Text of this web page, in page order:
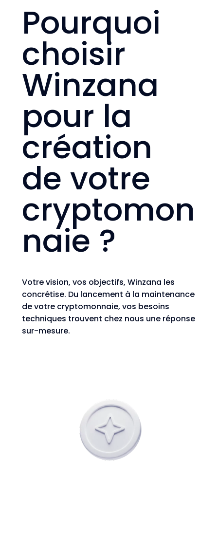
Pourquoi
choisir
Winzana
pour la
création
de votre
cryptomon
naie ?
Votre vision, vos objectifs, Winzana les
concrétise. Du lancement à la maintenance
de votre cryptomonnaie, vos besoins
techniques trouvent chez nous une réponse
sur-mesure.